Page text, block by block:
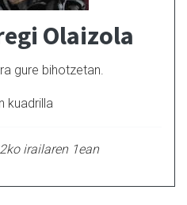
Olaizola
gure bihotzetan.
kuadrilla
irailaren 1ean